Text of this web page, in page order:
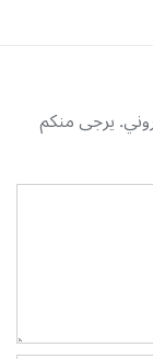
يرجى منكم